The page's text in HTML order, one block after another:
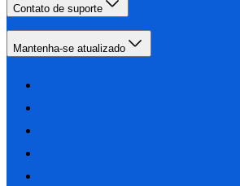
Contato de suporte
Mantenha-se atualizado